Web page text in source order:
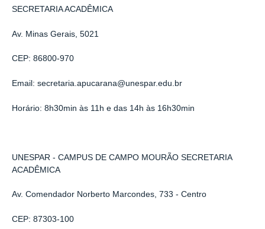
SECRETARIA ACADÊMICA
Av. Minas Gerais, 5021
CEP: 86800-970
Email: secretaria.apucarana@unespar.edu.br
Horário: 8h30min às 11h e das 14h às 16h30min
UNESPAR - CAMPUS DE CAMPO MOURÃO SECRETARIA
ACADÊMICA
Av. Comendador Norberto Marcondes, 733 - Centro
CEP: 87303-100